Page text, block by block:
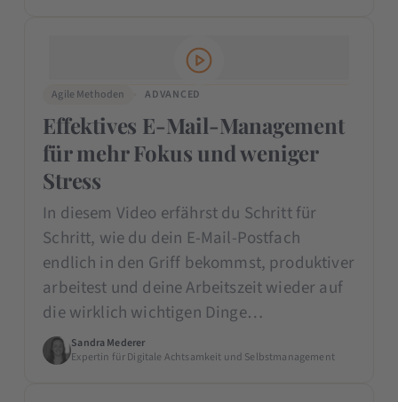
Agile Methoden ADVANCED
Effektives E-Mail-Management
für mehr Fokus und weniger
Stress
In diesem Video erfährst du Schritt für
Schritt, wie du dein E-Mail-Postfach
endlich in den Griff bekommst, produktiver
arbeitest und deine Arbeitszeit wieder auf
die wirklich wichtigen Dinge…
Sandra Mederer
Expertin für Digitale Achtsamkeit und Selbstmanagement